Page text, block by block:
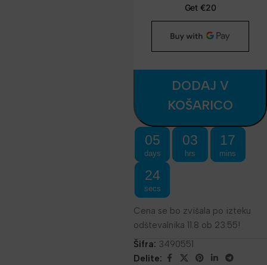
DODAJ V
KOŠARICO
05
days
03
hrs
17
mins
24
secs
Cena se bo zvišala po izteku
odštevalnika 11.8 ob 23:55!
Šifra: 3490551
Delite: